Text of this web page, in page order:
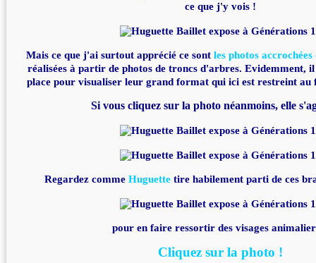
ce que j'y vois !
Mais ce que j'ai surtout apprécié ce sontles photos
réalisées à partir de photos de troncs d'arbres. Evidemment,
place pour visualiser leur grand format qui ici est restreint au
Si vous cliquez sur la photo néanmoins, elle
Regardez commeHuguette tire habilement parti de ces
pour en faire ressortir des visages
Cliquez sur la photo !